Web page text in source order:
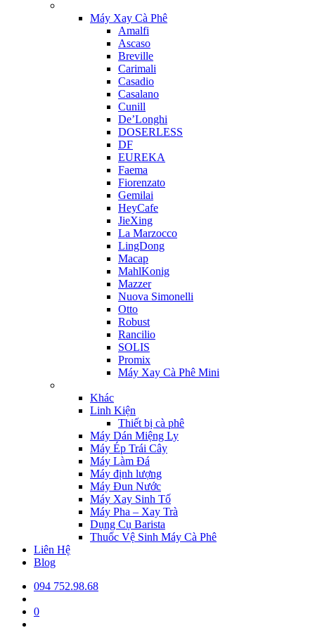
Máy Xay Cà Phê
Amalfi
Ascaso
Breville
Carimali
Casadio
Casalano
Cunill
De’Longhi
DOSERLESS
DF
EUREKA
Faema
Fiorenzato
Gemilai
HeyCafe
JieXing
La Marzocco
LingDong
Macap
MahlKonig
Mazzer
Nuova Simonelli
Otto
Robust
Rancilio
SOLIS
Promix
Máy Xay Cà Phê Mini
Khác
Linh Kiện
Thiết bị cà phê
Máy Dán Miệng Ly
Máy Ép Trái Cây
Máy Làm Đá
Máy định lượng
Máy Đun Nước
Máy Xay Sinh Tố
Máy Pha – Xay Trà
Dụng Cụ Barista
Thuốc Vệ Sinh Máy Cà Phê
Liên Hệ
Blog
094 752.98.68
0